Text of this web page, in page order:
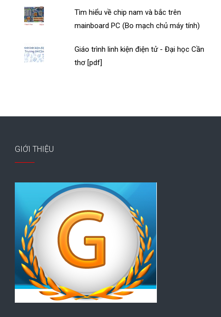
Tìm hiểu về chip nam và bắc trên
mainboard PC (Bo mạch chủ máy tính)
Giáo trình linh kiện điện tử - Đại học Cần
thơ [pdf]
GIỚI THIỆU